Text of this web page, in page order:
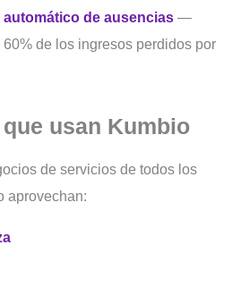
automático de ausencias —
60% de los ingresos perdidos por
usan Kumbio
de servicios de todos los
aprovechan: